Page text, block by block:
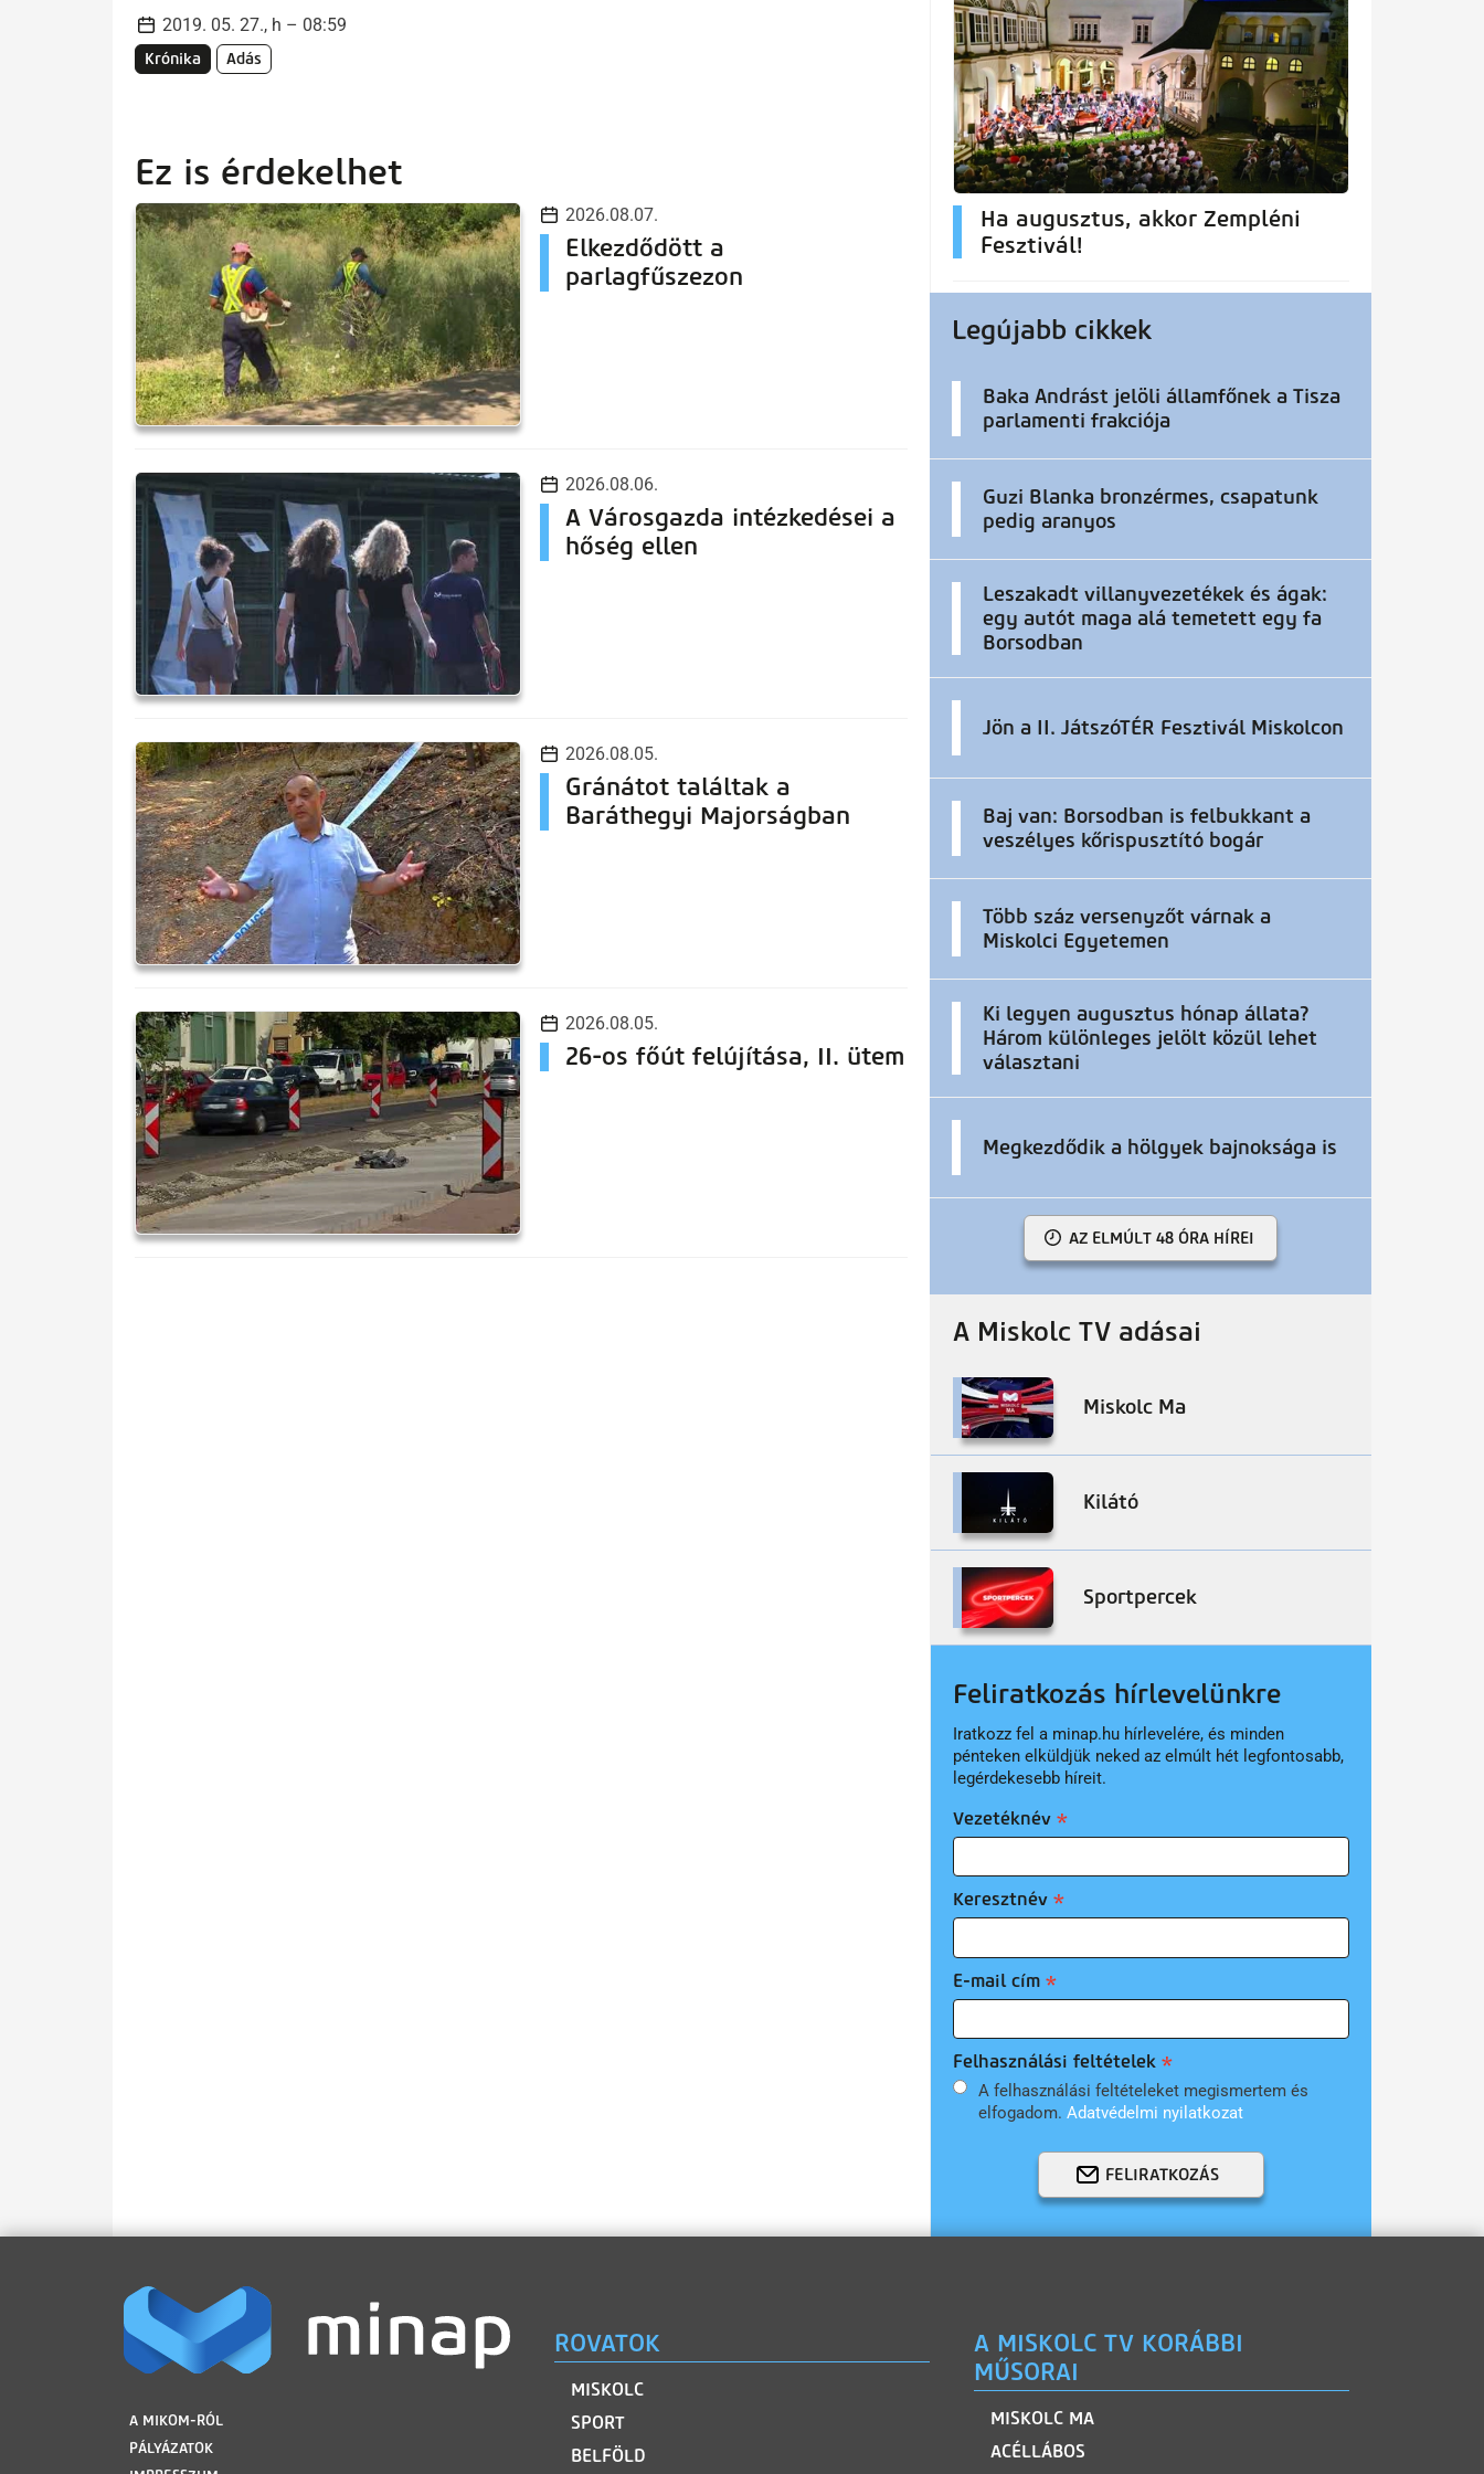
2019. 05. 27., h – 08:59
Krónika Adás
Ez is érdekelhet
2026.08.07.
Elkezdődött a
parlagfűszezon
2026.08.06.
A Városgazda intézkedései a
hőség ellen
2026.08.05.
Gránátot találtak a
Baráthegyi Majorságban
2026.08.05.
26-os főút felújítása, II. ütem
Ha augusztus, akkor Zempléni
Fesztivál!
Legújabb cikkek
Baka Andrást jelöli államfőnek a Tisza
parlamenti frakciója
Guzi Blanka bronzérmes, csapatunk
pedig aranyos
Leszakadt villanyvezetékek és ágak:
egy autót maga alá temetett egy fa
Borsodban
Jön a II. JátszóTÉR Fesztivál Miskolcon
Baj van: Borsodban is felbukkant a
veszélyes kőrispusztító bogár
Több száz versenyzőt várnak a
Miskolci Egyetemen
Ki legyen augusztus hónap állata?
Három különleges jelölt közül lehet
választani
Megkezdődik a hölgyek bajnoksága is
AZ ELMÚLT 48 ÓRA HÍREI
A Miskolc TV adásai
Miskolc Ma
Kilátó
Sportpercek
Feliratkozás hírlevelünkre
Iratkozz fel a minap.hu hírlevelére, és minden
pénteken elküldjük neked az elmúlt hét legfontosabb,
legérdekesebb híreit.
Vezetéknév
Keresztnév
E-mail cím
Felhasználási feltételek
A felhasználási feltételeket megismertem és
elfogadom. Adatvédelmi nyilatkozat
FELIRATKOZÁS
LÁBLÉC
A MIKOM-RÓL
PÁLYÁZATOK
ROVATOK
MISKOLC
SPORT
BELFÖLD
A MISKOLC TV KORÁBBI
MŰSORAI
MISKOLC MA
ACÉLLÁBOS